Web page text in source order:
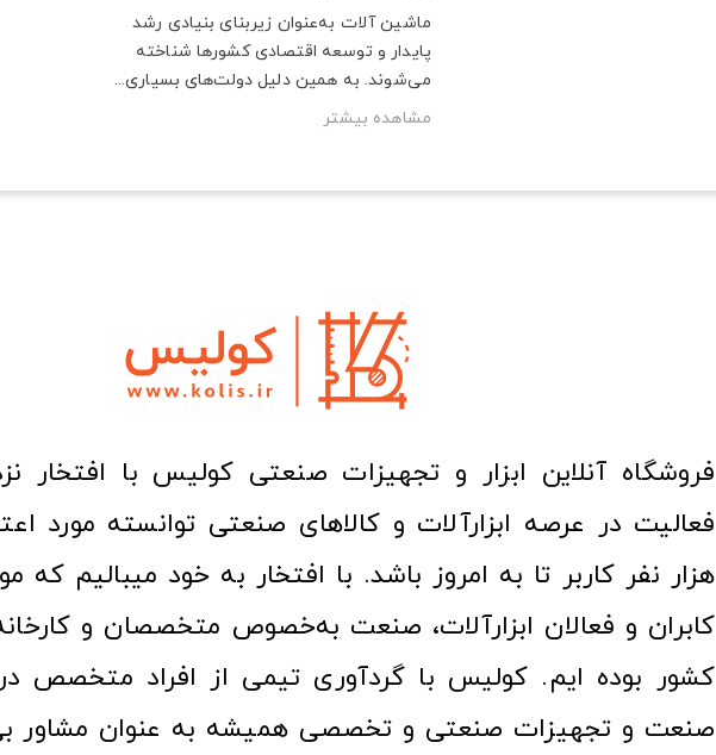
ماشین آلات به‌عنوان زیربنای بنیادی رشد
پایدار و توسعه اقتصادی کشورها شناخته
می‌شوند. به همین دلیل دولت‌های بسیاری...
مشاهده بیشتر
هزار نفر کاربر تا به امروز باشد. با افتخار به خود میبالیم که
کابران و فعالان ابزارآلات، صنعت به‌خصوص متخصصان و
کشور بوده ایم. کولیس با گردآوری تیمی از افراد متخصص در
صنعت و تجهیزات صنعتی و تخصصی همیشه به عنوان مشاور